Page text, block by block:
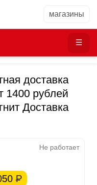
доставка
1400 рублей
Доставка
Не работает
Р